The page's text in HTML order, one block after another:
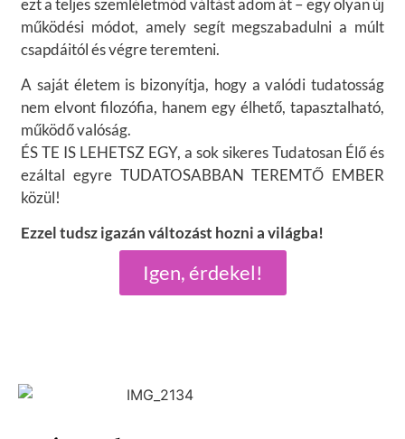
Igen, érdekel!
működési módot, amely segít megszabadulni a múlt
csapdáitól és végre teremteni.
A saját életem is bizonyítja, hogy a valódi tudatosság
nem elvont filozófia, hanem egy élhető, tapasztalható,
működő valóság.
ÉS TE IS LEHETSZ EGY, a sok sikeres Tudatosan Élő és
ezáltal egyre TUDATOSABBAN TEREMTŐ EMBER
közül!
Ezzel tudsz igazán változást hozni a világba!